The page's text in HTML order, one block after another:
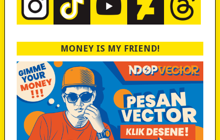
MONEY IS MY FRIEND!